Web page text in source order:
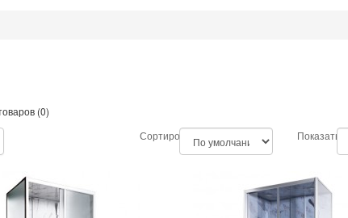
(0)
Сортировка:
Показать: